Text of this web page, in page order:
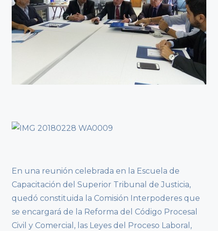
En una reunión celebrada en la Escuela de
Capacitación del Superior Tribunal de Justicia,
quedó constituida la Comisión Interpoderes que
se encargará de la Reforma del Código Procesal
Civil y Comercial, las Leyes del Proceso Laboral,